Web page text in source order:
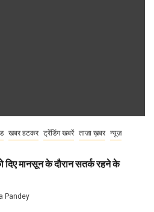
खबर हटकर ट्रेंडिंग खबरें ताज़ा ख़बर न्यूज़
दिए मानसून के दौरान सतर्क रहने के
Pandey